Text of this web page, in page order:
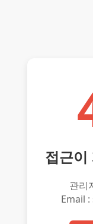
접근이
관리
Email